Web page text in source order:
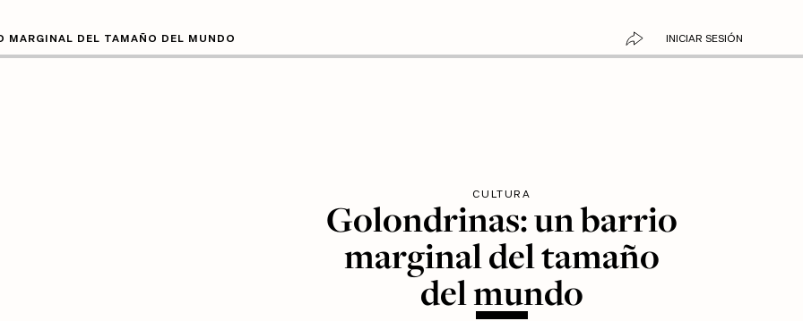
MARGINAL DEL TAMAÑO DEL MUNDO INICIAR SESIÓN
CULTURA
Golondrinas: un barrio
marginal del tamaño
del mundo